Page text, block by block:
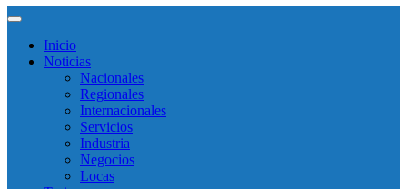
Inicio
Noticias
Nacionales
Regionales
Internacionales
Servicios
Industria
Negocios
Locas